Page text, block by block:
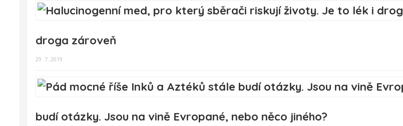
droga zároveň
29. 7. 2019
budí otázky. Jsou na vině Evropané, nebo něco jiného?